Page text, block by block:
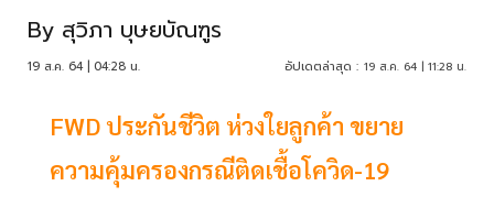
By สุวิภา บุษยบัณฑูร
19 ส.ค. 64 | 04:28 น. อัปเดตล่าสุด : 19 ส.ค. 64 | 11:28 น.
FWD ประกันชีวิต ห่วงใยลูกค้า ขยาย
ความคุ้มครองกรณีติดเชื้อโควิด-19